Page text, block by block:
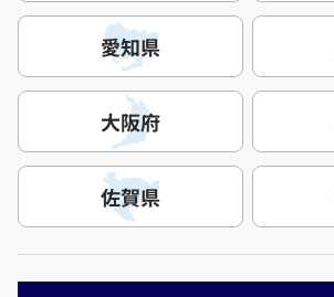
愛知県
大阪府
佐賀県